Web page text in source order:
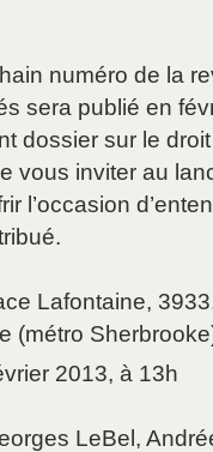
numéro de la
sera publié en
dossier sur le
vous inviter au
l’occasion
Lafontaine,
(métro
2013, à 13h
LeBel,